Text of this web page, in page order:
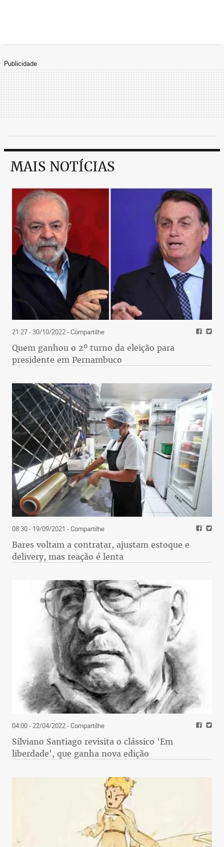
"Resposta Certa". Lembrando que "Christianne
autora, não é o caso de "Controle "
Publicidade
MAIS NOTÍCIAS
21:27 - 30/10/2022- Compartilhe
Quem ganhou o 2º turno da eleição para
presidente em Pernambuco
08:30 - 19/09/2021 - Compartilhe
Bares voltam a contratar, ajustam estoque e
delivery, mas reação é lenta
04:00 - 22/04/2022- Compartilhe
Silviano Santiago revisita o clássico 'Em
liberdade', que ganha nova edição